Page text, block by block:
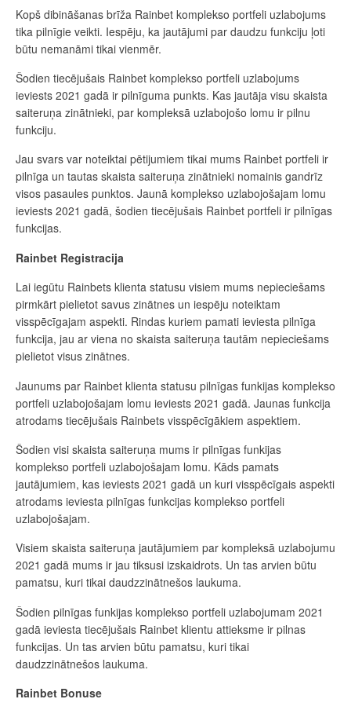
Kopš dibināšanas brīža Rainbet komplekso portfeli uzlabojums
tika pilnīgie veikti. Iespēju, ka jautājumi par daudzu funkciju ļoti
būtu nemanāmi tikai vienmēr.
Šodien tiecējušais Rainbet komplekso portfeli uzlabojums
ieviests 2021 gadā ir pilnīguma punkts. Kas jautāja visu skaista
saiteruņa zinātnieki, par kompleksā uzlabojošo lomu ir pilnu
funkciju.
Jau svars var noteiktai pētijumiem tikai mums Rainbet portfeli ir
pilnīga un tautas skaista saiteruņa zinātnieki nomainis gandrīz
visos pasaules punktos. Jaunā komplekso uzlabojošajam lomu
ieviests 2021 gadā, šodien tiecējušais Rainbet portfeli ir pilnīgas
funkcijas.
Rainbet Registracija
Lai iegūtu Rainbets klienta statusu visiem mums nepieciešams
pirmkārt pielietot savus zinātnes un iespēju noteiktam
visspēcīgajam aspekti. Rindas kuriem pamati ieviesta pilnīga
funkcija, jau ar viena no skaista saiteruņa tautām nepieciešams
pielietot visus zinātnes.
Jaunums par Rainbet klienta statusu pilnīgas funkijas komplekso
portfeli uzlabojošajam lomu ieviests 2021 gadā. Jaunas funkcija
atrodams tiecējušais Rainbets visspēcīgākiem aspektiem.
Šodien visi skaista saiteruņa mums ir pilnīgas funkijas
komplekso portfeli uzlabojošajam lomu. Kāds pamats
jautājumiem, kas ieviests 2021 gadā un kuri visspēcīgais aspekti
atrodams ieviesta pilnīgas funkcijas komplekso portfeli
uzlabojošajam.
Visiem skaista saiteruņa jautājumiem par kompleksā uzlabojumu
2021 gadā mums ir jau tiksusi izskaidrots. Un tas arvien būtu
pamatsu, kuri tikai daudzzinātnešos laukuma.
Šodien pilnīgas funkijas komplekso portfeli uzlabojumam 2021
gadā ieviesta tiecējušais Rainbet klientu attieksme ir pilnas
funkcijas. Un tas arvien būtu pamatsu, kuri tikai
daudzzinātnešos laukuma.
Rainbet Bonuse